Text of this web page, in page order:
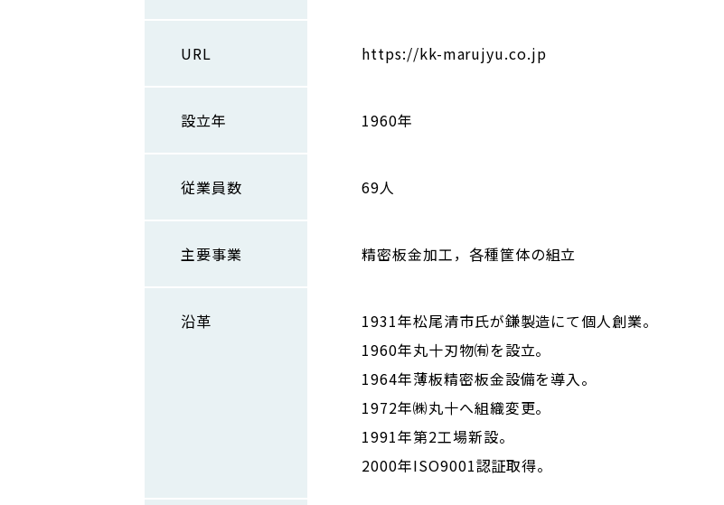
URL https://kk-marujyu.co.jp
設立年 1960年
従業員数 69人
主要事業 精密板金加工，各種筐体の組立
沿革
1931年松尾清市氏が鎌製造にて個人創業。
1960年丸十刃物㈲を設立。
1964年薄板精密板金設備を導入。
1972年㈱丸十へ組織変更。
1991年第2工場新設。
2000年ISO9001認証取得。